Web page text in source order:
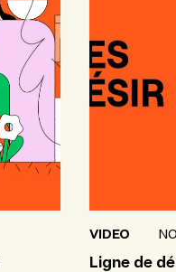
VIDEO
Ligne de